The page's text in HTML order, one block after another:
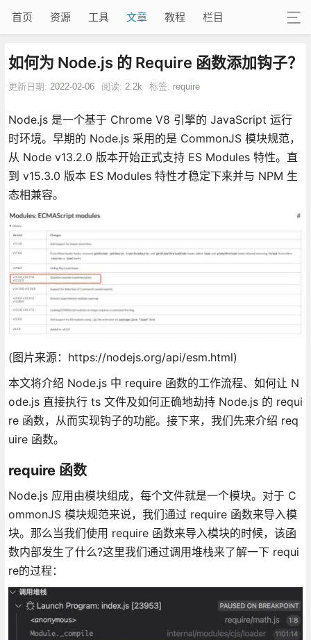
首页 资源 工具 文章 教程 栏目
如何为 Node.js 的 Require 函数添加钩子？
更新日期: 2022-02-06 阅读: 2.2k 标签: require
Node.js 是一个基于 Chrome V8 引擎的 JavaScript 运行
时环境。早期的 Node.js 采用的是 CommonJS 模块规范，
从 Node v13.2.0 版本开始正式支持 ES Modules 特性。直
到 v15.3.0 版本 ES Modules 特性才稳定下来并与 NPM 生
态相兼容。
(图片来源：https://nodejs.org/api/esm.html)
本文将介绍 Node.js 中 require 函数的工作流程、如何让 N
ode.js 直接执行 ts 文件及如何正确地劫持 Node.js 的 requi
re 函数，从而实现钩子的功能。接下来，我们先来介绍 req
uire 函数。
require 函数
Node.js 应用由模块组成，每个文件就是一个模块。对于 C
ommonJS 模块规范来说，我们通过 require 函数来导入模
块。那么当我们使用 require 函数来导入模块的时候，该函
数内部发生了什么?这里我们通过调用堆栈来了解一下 requi
re的过程：